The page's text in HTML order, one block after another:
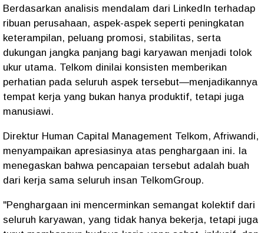
Berdasarkan analisis mendalam dari LinkedIn terhadap
ribuan perusahaan, aspek-aspek seperti peningkatan
keterampilan, peluang promosi, stabilitas, serta
dukungan jangka panjang bagi karyawan menjadi tolok
ukur utama. Telkom dinilai konsisten memberikan
perhatian pada seluruh aspek tersebut—menjadikannya
tempat kerja yang bukan hanya produktif, tetapi juga
manusiawi.
Direktur Human Capital Management Telkom, Afriwandi,
menyampaikan apresiasinya atas penghargaan ini. Ia
menegaskan bahwa pencapaian tersebut adalah buah
dari kerja sama seluruh insan TelkomGroup.
"Penghargaan ini mencerminkan semangat kolektif dari
seluruh karyawan, yang tidak hanya bekerja, tetapi juga